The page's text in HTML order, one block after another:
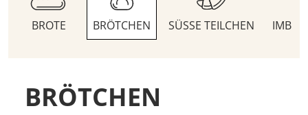
BROTE BRÖTCHEN SÜSSE TEILCHEN
BRÖTCHEN